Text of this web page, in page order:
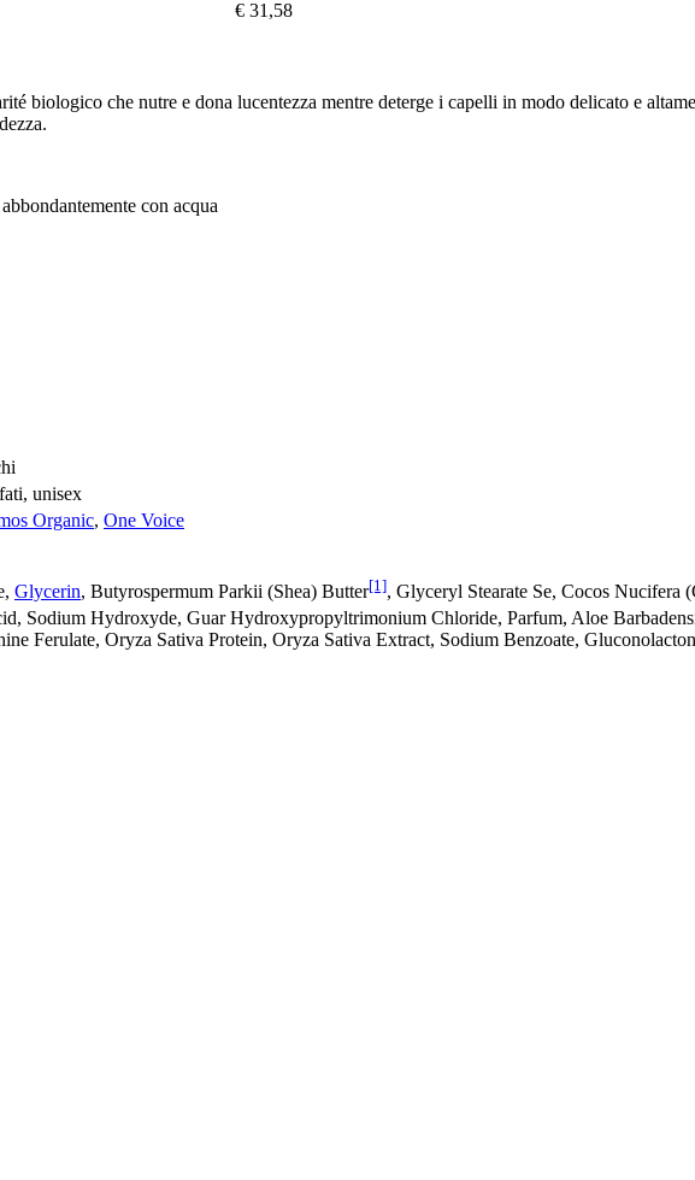
€ 31,58
biologico che nutre e dona lucentezza mentre deterge i capelli in modo delicato e
con acqua
unisex
Organic, One Voice
Glycerin, Butyrospermum Parkii (Shea) Butter[1], Glyceryl Stearate Se, Cocos Nucifera
Sodium Hydroxyde, Guar Hydroxypropyltrimonium Chloride, Parfum, Aloe
Ferulate, Oryza Sativa Protein, Oryza Sativa Extract, Sodium Benzoate,